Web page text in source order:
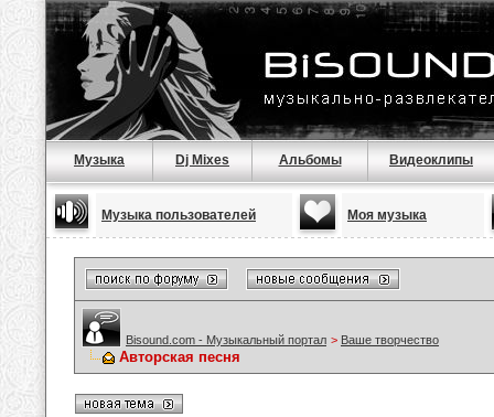
Музыка Dj Mixes Альбомы Видеоклипы
Музыка пользователей Моя музыка
Bisound.com - Музыкальный портал > Ваше творчество
Авторская песня